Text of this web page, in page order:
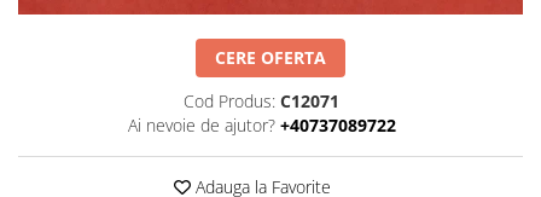
CERE OFERTA
Cod Produs: C12071
Ai nevoie de ajutor? +40737089722
Adauga la Favorite